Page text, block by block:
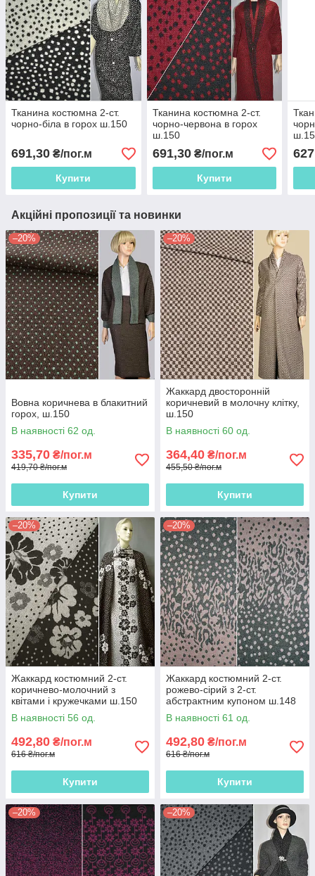
Тканина костюмна 2-ст.
чорно-біла в горох ш.150
691,30 ₴/пог.м
Купити
Тканина костюмна 2-ст.
чорно-червона в горох
ш.150
691,30₴/пог.м
Купити
627
Акційні пропозиції та новинки
–20%
Вовна коричнева в блакитний
горох, ш.150
В наявності 62 од.
335,70 ₴/пог.м
419,70 ₴/пог.м
Купити
–20%
Жаккард двосторонній
коричневий в молочну клітку,
ш.150
В наявності 60 од.
364,40 ₴/пог.м
455,50 ₴/пог.м
Купити
–20%
Жаккард костюмний 2-ст.
коричнево-молочний з
квітами і кружечками ш.150
В наявності 56 од.
492,80 ₴/пог.м
616 ₴/пог.м
Купити
–20%
Жаккард костюмний 2-ст.
рожево-сірий з 2-ст.
абстрактним купоном ш.148
В наявності 61 од.
492,80 ₴/пог.м
616 ₴/пог.м
Купити
–20% –20%